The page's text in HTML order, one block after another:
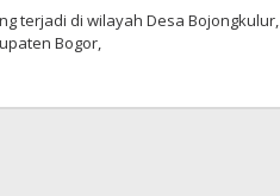
terjadi di wilayah Desa Bojongkulur,
Bogor,